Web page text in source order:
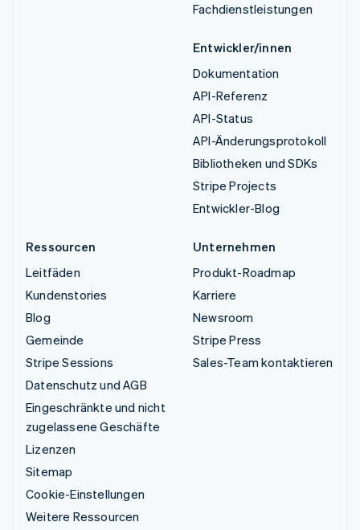
Fachdienstleistungen
Entwickler/innen
Dokumentation
API-Referenz
API-Status
API-Änderungsprotokoll
Bibliotheken und SDKs
Stripe Projects
Entwickler-Blog
Ressourcen
Leitfäden
Kundenstories
Blog
Gemeinde
Stripe Sessions
Datenschutz und AGB
Eingeschränkte und nicht
zugelassene Geschäfte
Lizenzen
Sitemap
Cookie-Einstellungen
Weitere Ressourcen
Unternehmen
Produkt-Roadmap
Karriere
Newsroom
Stripe Press
Sales-Team kontaktieren